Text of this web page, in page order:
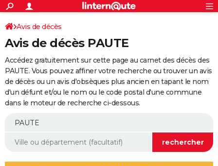
ACTUALITÉS
Politique
Société
Faits Divers
Education
Monde
Villes
+
SPORT
Coupe du monde 2026
Football
Tennis
Cyclisme
Rugby
Forum
Programme TV
TNT
Streaming
Cinéma
Sorties cinéma
Musique
+
FINANCE
Retraite
Impôts
Epargne
Immobilier
Risques naturels par ville
Banque
Assurance
Crédit
AUTO
Essais
Réserver un essai
Citadines
Berlines
SUV
Forum auto
+
Mobiles
Meilleur smartphone
Internet
Ordinateurs
Jeux vidéo
Guide high-tech
Aménagement intérieur
Avis de décès
Avis de décès PAUTE
Accédez gratuitement sur cette page au carnet des décès des
PAUTE. Vous pouvez affiner votre recherche ou trouver un avis
de décès ou un avis d'obsèques plus ancien en tapant le nom
d'un défunt et/ou le nom ou le code postal d'une commune
dans le moteur de recherche ci-dessous.